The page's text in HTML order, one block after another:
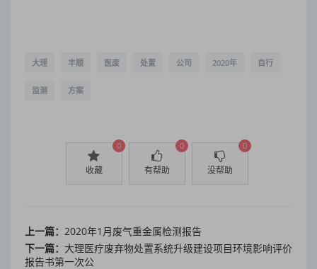
大理 丰顺 医废 处置 公司 2020年 自行
监测 方案
收藏
0
有帮助
0
没帮助
0
上一篇： 2020年1月废气重金属检测报告
下一篇： 大理医疗废弃物处置系统升级建设项目环境影响评价
报告书第一次公